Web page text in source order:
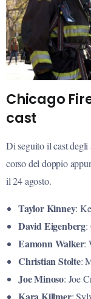
Chicago
cast
Di seguito il cast degli
corso del doppio
il 24 agosto.
Taylor Kinney:
David Eigenberg:
Eamonn Walker:
Christian Stolte:
Joe Minoso: Joe
Kara Killmer: